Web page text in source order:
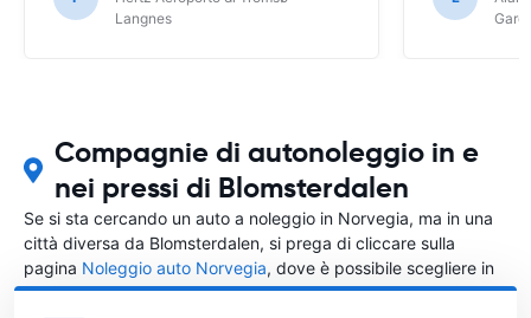
Langnes
Compagnie di autonoleggio in e
nei pressi di Blomsterdalen
Se si sta cercando un auto a noleggio in Norvegia, ma in una
città diversa da Blomsterdalen, si prega di cliccare sulla
pagina Noleggio auto Norvegia, dove è possibile scegliere in
quale città in Norvegia si vuole noleggiare l'auto.